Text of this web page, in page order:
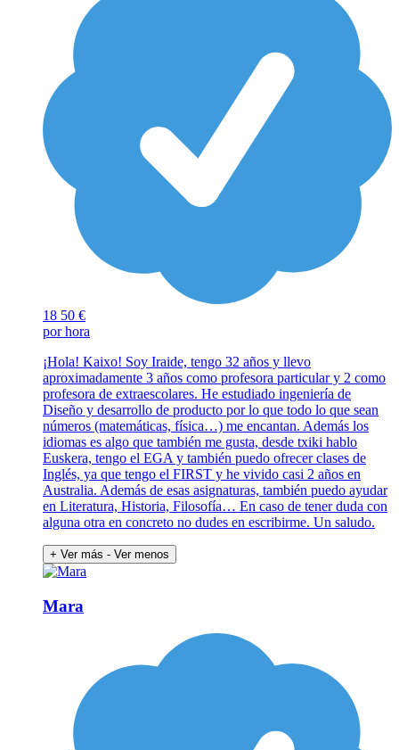
18 50 €
por hora
¡Hola! Kaixo! Soy Iraide, tengo 32 años y llevo
aproximadamente 3 años como profesora particular y 2 como
profesora de extraescolares. He estudiado ingeniería de
Diseño y desarrollo de producto por lo que todo lo que sean
números (matemáticas, física…) me encantan. Además los
idiomas es algo que también me gusta, desde txiki hablo
Euskera, tengo el EGA y también puedo ofrecer clases de
Inglés, ya que tengo el FIRST y he vivido casi 2 años en
Australia. Además de esas asignaturas, también puedo ayudar
en Literatura, Historia, Filosofía… En caso de tener duda con
alguna otra en concreto no dudes en escribirme. Un saludo.
+ Ver más - Ver menos
Mara